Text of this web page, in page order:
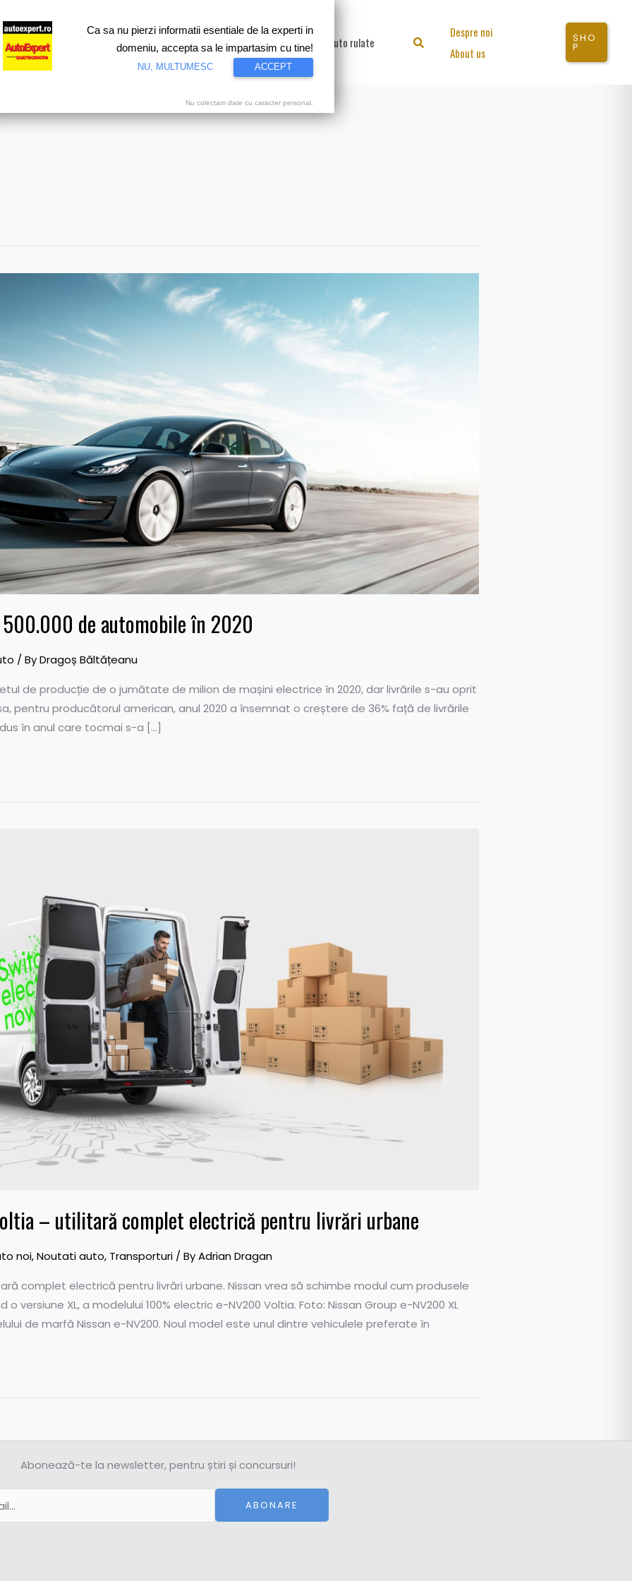
Test drive Motorsport Proiecte speciale Video Auto rulate Search
Despre noi
About us
SHO
P
500.000 de automobile în 2020
/ ByDragoș Băltățeanu
de producție de o jumătate de milion de mașini electrice în 2020, dar livrările s-au oprit
pentru producătorul american, anul 2020 a însemnat o creștere de 36% față de livrările
în anul care tocmai s-a […]
– utilitară complet electrică pentru livrări urbane
noi,Noutati auto, Transporturi / ByAdrian Dragan
complet electrică pentru livrări urbane. Nissan vrea să schimbe modul cum produsele
versiune XL, a modelului 100% electric e-NV200 Voltia. Foto: Nissan Group e-NV200 XL
de marfă Nissan e-NV200. Noul model este unul dintre vehiculele preferate în
Abonează-te la newsletter, pentru știri și concursuri!
ABONARE
Ca sa nu pierzi informatii esentiale de la experti in
domeniu, accepta sa le impartasim cu tine!
NU, MULTUMESC ACCEPT
Nu colectam date cu caracter personal.